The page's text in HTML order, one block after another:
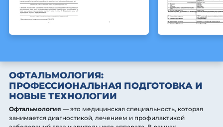
ОФТАЛЬМОЛОГИЯ:
ПРОФЕССИОНАЛЬНАЯ ПОДГОТОВКА И
НОВЫЕ ТЕХНОЛОГИИ
Офтальмология — это медицинская специальность, которая
занимается диагностикой, лечением и профилактикой